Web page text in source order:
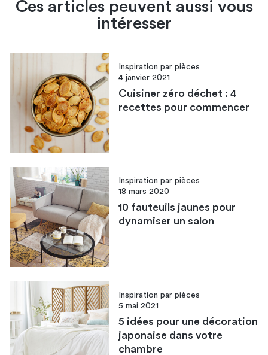
Ces articles peuvent aussi vous
intéresser
Inspiration par pièces
4 janvier 2021
Cuisiner zéro déchet : 4
recettes pour commencer
Inspiration par pièces
18 mars 2020
10 fauteuils jaunes pour
dynamiser un salon
Inspiration par pièces
5 mai 2021
5 idées pour une décoration
japonaise dans votre
chambre